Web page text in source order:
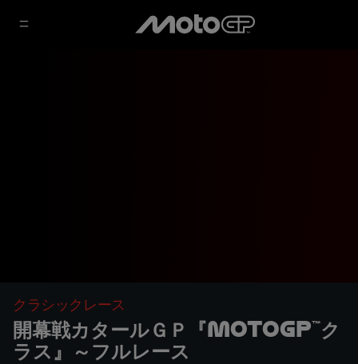
クラシックレース
開幕戦カタールＧＰ『MotoGP™ク
ラス』～フルレース